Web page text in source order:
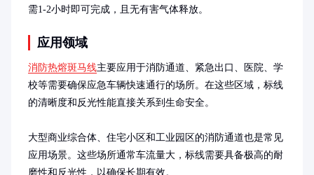
需1-2小时即可完成，且无有害气体释放。
应用领域
消防热熔斑马线主要应用于消防通道、紧急出口、医院、学
校等需要确保应急车辆快速通行的场所。在这些区域，标线
的清晰度和反光性能直接关系到生命安全。
大型商业综合体、住宅小区和工业园区的消防通道也是常见
应用场景。这些场所通常车流量大，标线需要具备极高的耐
磨性和反光性，以确保长期有效。